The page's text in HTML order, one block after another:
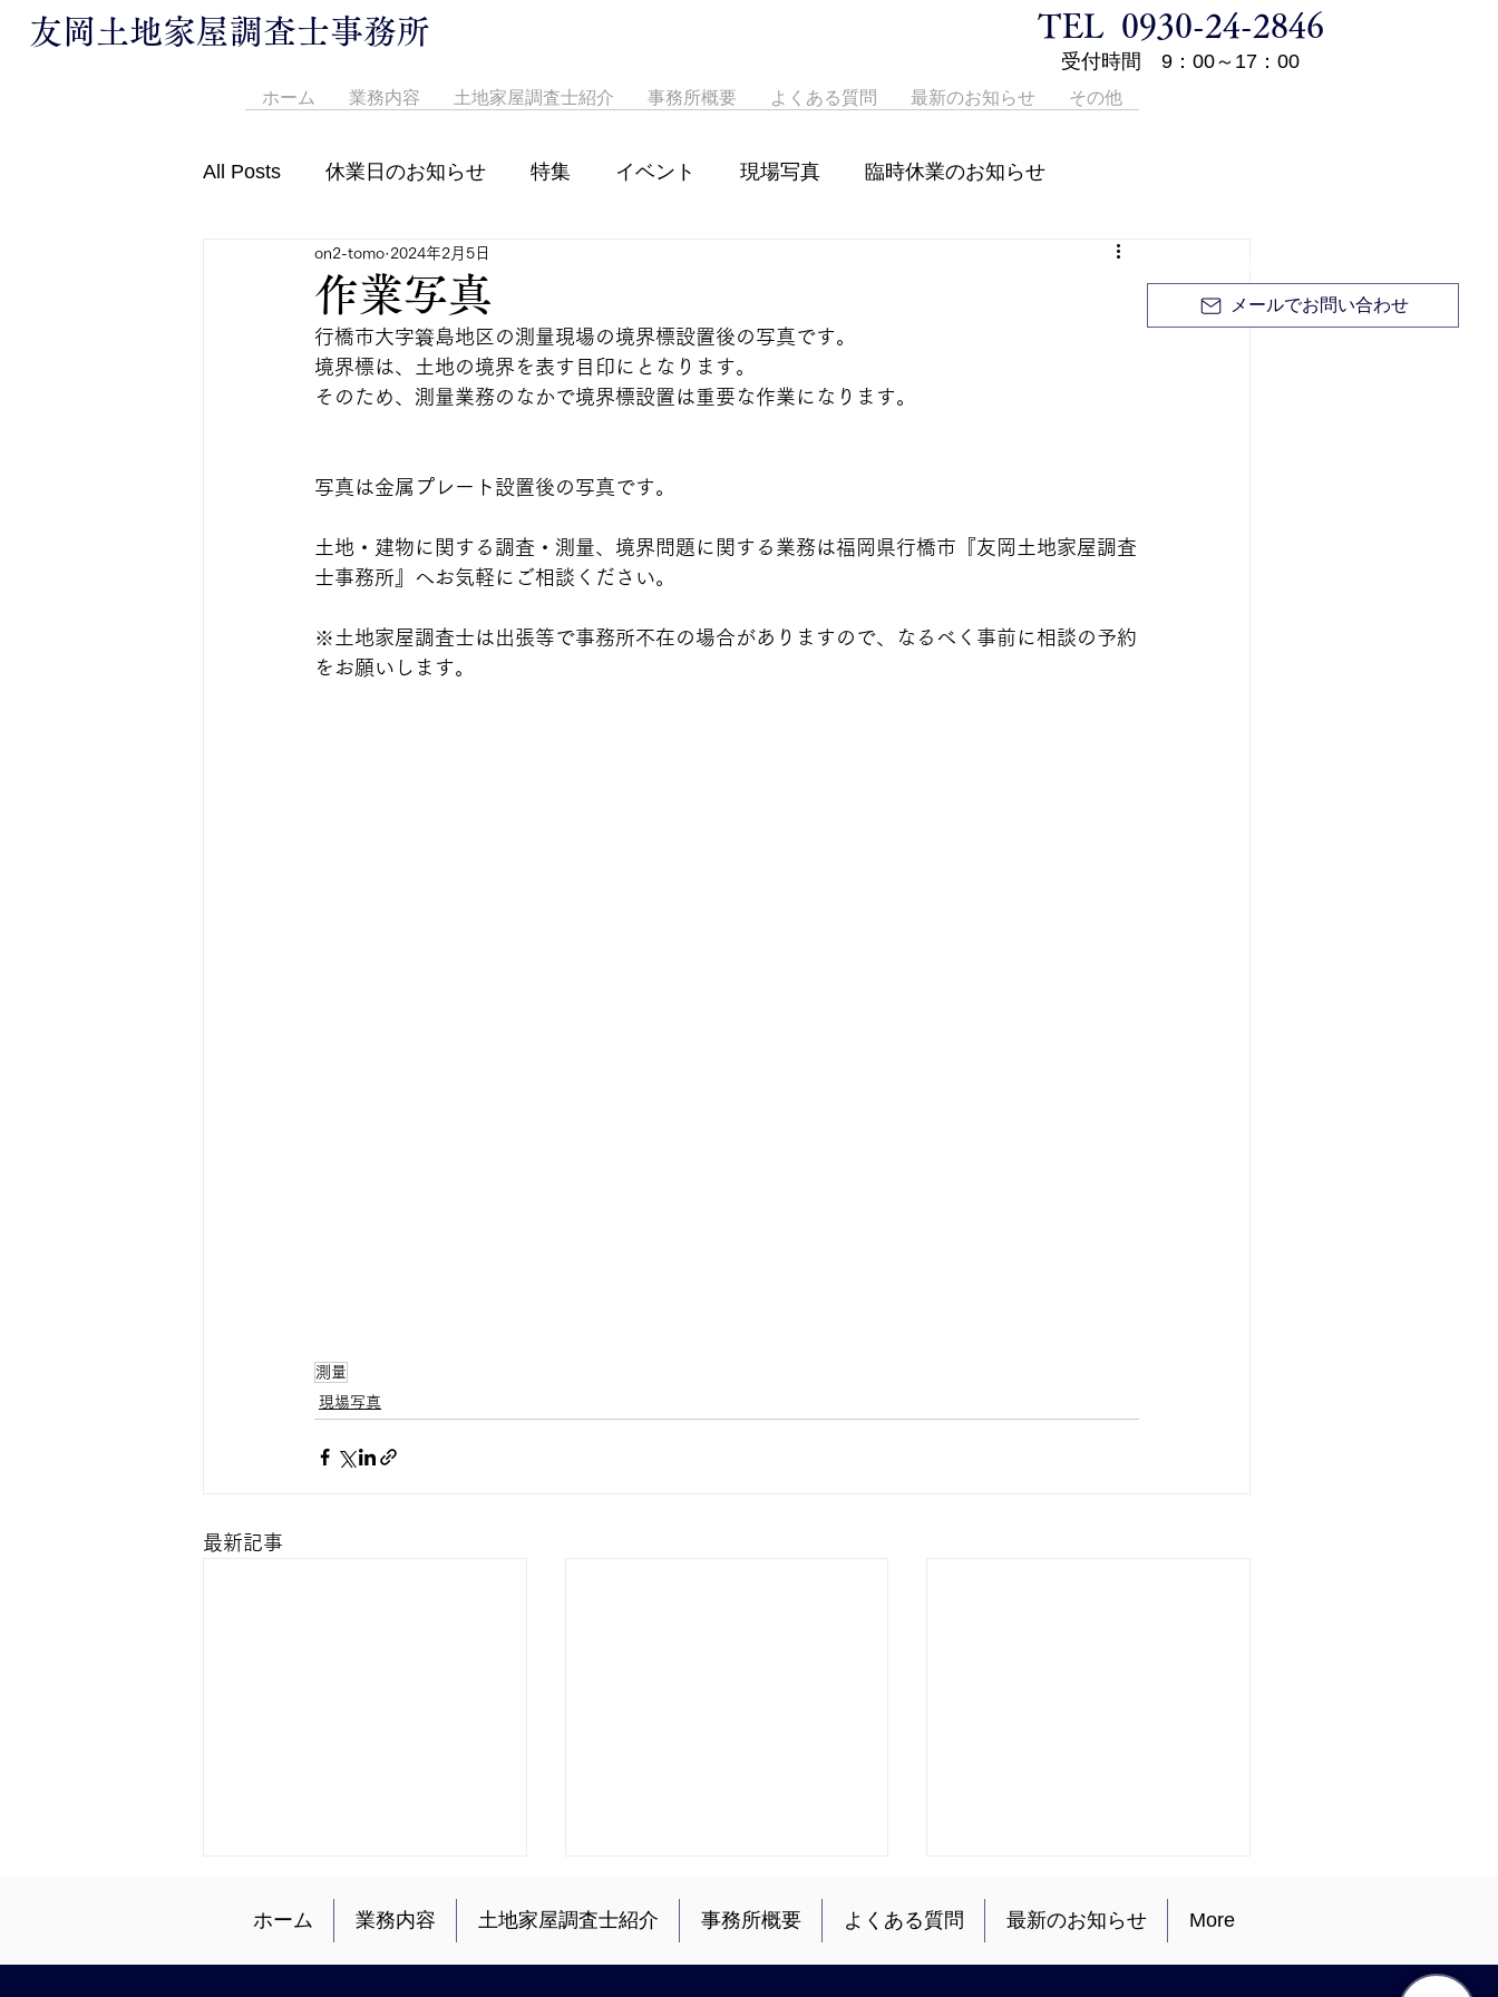
メールでお問い合わせ
友岡土地家屋調査士事務所 TEL 0930-24-2846
受付時間 9：00～17：00
ホーム
業務内容 土地家屋調査士紹介 事務所概要 よくある質問 最新のお知らせ その他
All Posts 休業日のお知らせ 特集 イベント 現場写真 臨時休業のお知らせ
営業時間変更のお知らせ
作業写真
on2-tomo 2024年2月5日
行橋市大字簑島地区の測量現場の境界標設置後の写真です。
境界標は、土地の境界を表す目印にとなります。
そのため、測量業務のなかで境界標設置は重要な作業になります。
写真は金属プレート設置後の写真です。
土地・建物に関する調査・測量、境界問題に関する業務は福岡県行橋市『友岡土地家屋調査
士事務所』へお気軽にご相談ください。
※土地家屋調査士は出張等で事務所不在の場合がありますので、なるべく事前に相談の予約
をお願いします。
測量
現場写真
最新記事
ホーム 業務内容 土地家屋調査士紹介 事務所概要 よくある質問 最新のお知らせ More